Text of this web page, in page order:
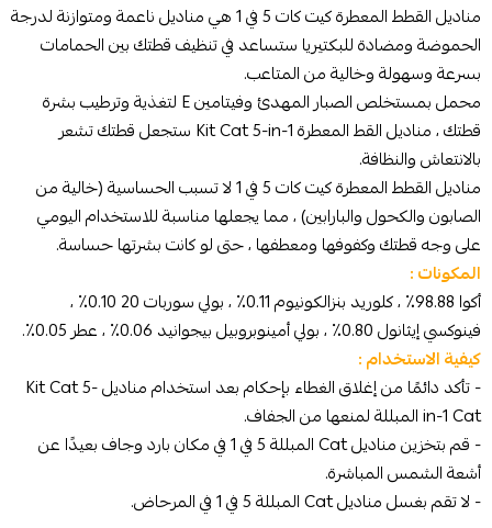
مناديل القطط المعطرة كيت كات 5 في 1 هي مناديل ناعمة ومتوازنة لدرجة
الحموضة ومضادة للبكتيريا ستساعد في تنظيف قطتك بين الحمامات
بسرعة وسهولة وخالية من المتاعب.
محمل بمستخلص الصبار المهدئ وفيتامين E لتغذية وترطيب بشرة
قطتك ، مناديل القط المعطرة Kit Cat 5-in-1 ستجعل قطتك تشعر
بالانتعاش والنظافة.
مناديل القطط المعطرة كيت كات 5 في 1 لا تسبب الحساسية (خالية من
الصابون والكحول والبارابين) ، مما يجعلها مناسبة للاستخدام اليومي
على وجه قطتك وكفوفها ومعطفها ، حتى لو كانت بشرتها حساسة.
المكونات :
أكوا 98.88٪ ، كلوريد بنزالكونيوم 0.11٪ ، بولي سوربات 20 0.10٪ ،
فينوكسي إيثانول 0.80٪ ، بولي أمينوبروبيل بيجوانيد 0.06٪ ، عطر 0.05٪.
كيفية الاستخدام :
- تأكد دائمًا من إغلاق الغطاء بإحكام بعد استخدام مناديل Kit Cat 5-
in-1 Cat المبللة لمنعها من الجفاف.
- قم بتخزين مناديل Cat المبللة 5 في 1 في مكان بارد وجاف بعيدًا عن
أشعة الشمس المباشرة.
- لا تقم بغسل مناديل Cat المبللة 5 في 1 في المرحاض.